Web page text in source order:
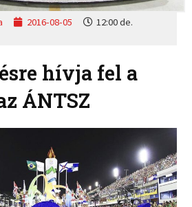
2016-08-05
12:00 de.
hívja fel a
ÁNTSZ